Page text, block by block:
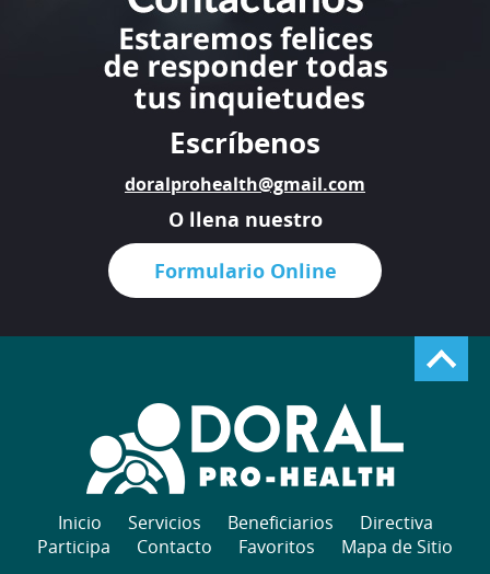
Escríbenos
doralprohealth@gmail.com
O llena nuestro
Formulario Online
Inicio Servicios Beneficiarios
Directiva
Participa
Contacto Favoritos Mapa de Sitio